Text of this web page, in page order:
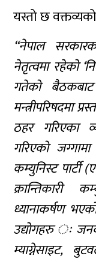
यस्तो छ
“नेपाल
नेतृत्वमा रहेको
गतेको
मन्त्रीपरिषदमा
ठहर गरिएका
गरिएको
कम्युनिस्ट पार्टी
क्रान्तिकारी
ध्यानाकर्षण
उद्योगहरु ः
म्याग्नेसाइट,